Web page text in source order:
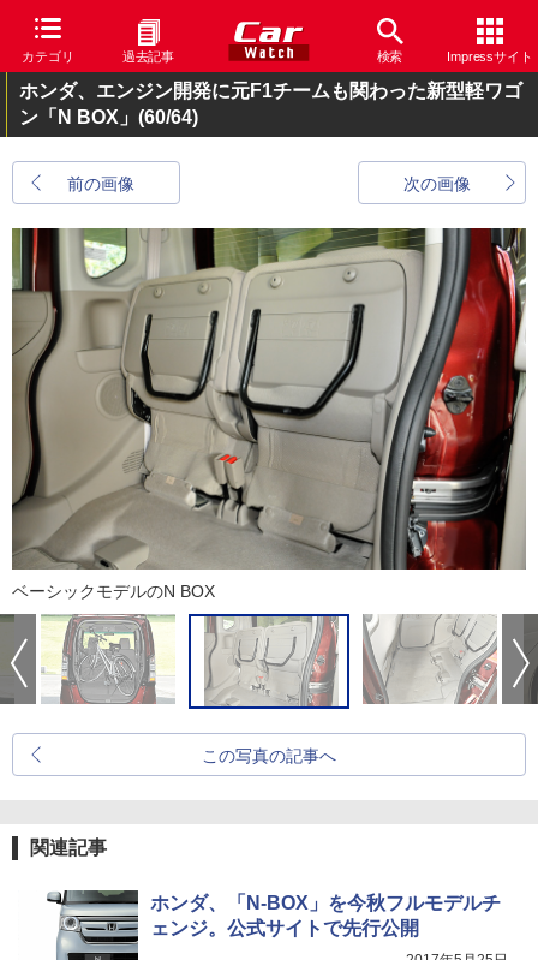
カテゴリ 過去記事 検索 Impressサイト
ホンダ、エンジン開発に元F1チームも関わった新型軽ワゴ
ン「N BOX」 (60/64)
前の画像 次の画像
ベーシックモデルのN BOX
この写真の記事へ
関連記事
ホンダ、「N-BOX」を今秋フルモデルチ
ェンジ。公式サイトで先行公開